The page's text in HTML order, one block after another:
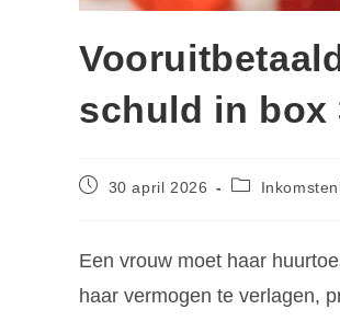
schuld in box
30 april 2026
Een vrouw moet haar
haar vermogen te verlagen,